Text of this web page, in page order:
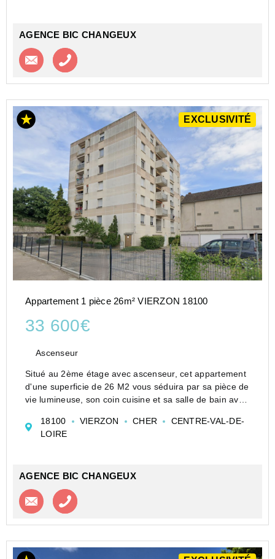
AGENCE BIC CHANGEUX
Contacter l'agence
EXCLUSIVITÉ
Appartement 1 pièce 26m² VIERZON 18100
33 600€
Ascenseur
Situé au 2ème étage avec ascenseur, cet appartement
d'une superficie de 26 M2 vous séduira par sa pièce de
vie lumineuse, son coin cuisine et sa salle de bain avec
Vous profiterez d'un cadre de vie agréable, au sein
d'une résidence calme...
18100 VIERZON CHER
CENTRE-VAL-DE-
LOIRE
AGENCE BIC CHANGEUX
Contacter l'agence